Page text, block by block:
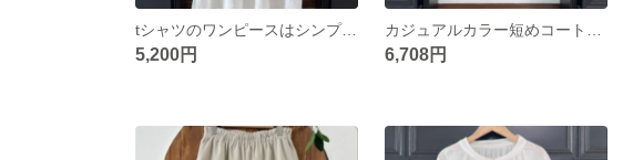
tシャツのワンピースはシンプルでゆったりした中丈のスカート
5,200円 6,708円